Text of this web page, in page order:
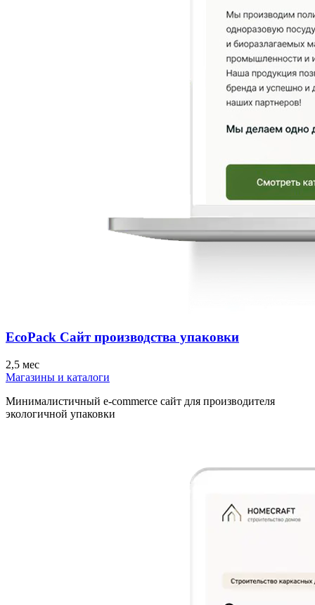
EcoPack Сайт производства упаковки
2,5 мес
Магазины и каталоги
Минималистичный e-commerce сайт для производителя
экологичной упаковки